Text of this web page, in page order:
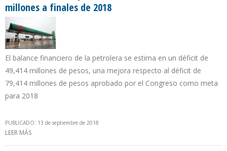
millones a finales de 2018
El balance financiero de la petrolera se estima en un déficit de
49,414 millones de pesos, una mejora respecto al déficit de
79,414 millones de pesos aprobado por el Congreso como meta
para 2018
PUBLICADO: 13 de septiembre de 2018
LEER MÁS